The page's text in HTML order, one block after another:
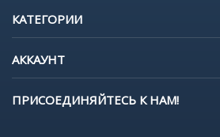
КАТЕГОРИИ
АККАУНТ
ПРИСОЕДИНЯЙТЕСЬ К НАМ!